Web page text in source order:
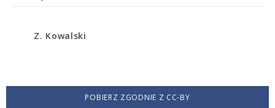
Z. Kowalski
POBIERZ ZGODNIE Z CC-BY